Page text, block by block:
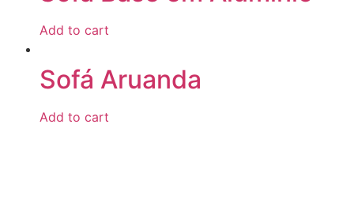
Add to cart
Sofá Aruanda
Add to cart